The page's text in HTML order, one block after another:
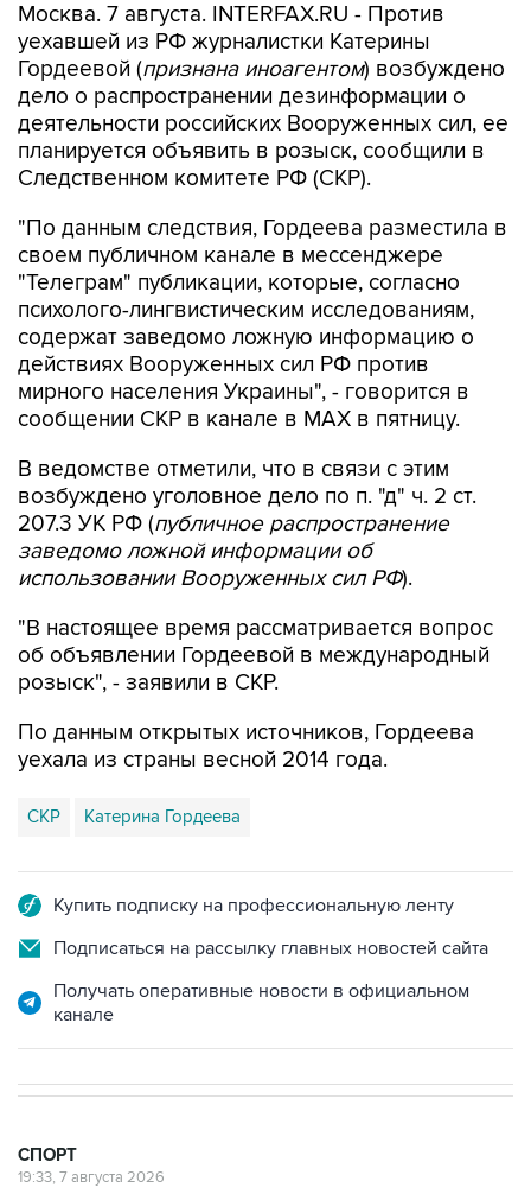
Москва. 7 августа. INTERFAX.RU - Против
уехавшей из РФ журналистки Катерины
Гордеевой (признана иноагентом) возбуждено
дело о распространении дезинформации о
деятельности российских Вооруженных сил, ее
планируется объявить в розыск, сообщили в
Следственном комитете РФ (СКР).
"По данным следствия, Гордеева разместила в
своем публичном канале в мессенджере
"Телеграм" публикации, которые, согласно
психолого-лингвистическим исследованиям,
содержат заведомо ложную информацию о
действиях Вооруженных сил РФ против
мирного населения Украины", - говорится в
сообщении СКР в канале в MAX в пятницу.
В ведомстве отметили, что в связи с этим
возбуждено уголовное дело по п. "д" ч. 2 ст.
207.3 УК РФ (публичное распространение
заведомо ложной информации об
использовании Вооруженных сил РФ).
"В настоящее время рассматривается вопрос
об объявлении Гордеевой в международный
розыск", - заявили в СКР.
По данным открытых источников, Гордеева
уехала из страны весной 2014 года.
СКР Катерина Гордеева
Купить подписку на профессиональную ленту
Подписаться на рассылку главных новостей сайта
Получать оперативные новости в официальном
канале
СПОРТ
19:33, 7 августа 2026